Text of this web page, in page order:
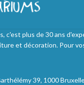
c'est plus de 30 ans
et décoration. Pour
39, 1000